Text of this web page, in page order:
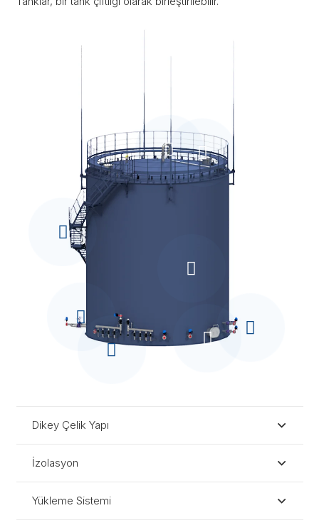
Dikey Çelik Yapı
İzolasyon
Yükleme Sistemi